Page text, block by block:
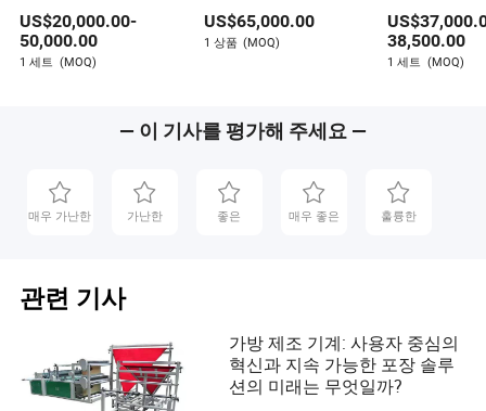
닭 평면 쓰레기 봉투
US$20,000.00-
50,000.00
1 세트 (MOQ)
기 봉투 스타 실링 테이
블 천 롤백 제조 기계
US$65,000.00
1 상품 (MOQ)
틱 가방 기계
제작 기계
US$
38,500.00
1 세트 (MOQ)
— 이 기사를 평가해 주세요 —
매우 가난한 가난한 좋은 매우 좋은 훌륭한
관련 기사
가방 제조 기계: 사용자 중심의
혁신과 지속 가능한 포장 솔루
션의 미래는 무엇일까?